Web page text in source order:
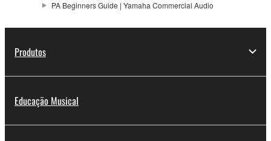
PA Beginners Guide | Yamaha Commercial Audio
Produtos
Educação Musical